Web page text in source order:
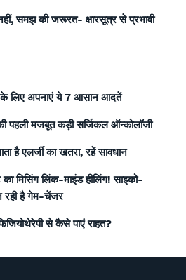
समझ की जरूरत- क्षारसूत्र से प्रभावी
लिए अपनाएं ये 7 आसान आदतें
पहली मजबूत कड़ी सर्जिकल ऑन्कोलॉजी
है एलर्जी का खतरा, रहें सावधान
मिसिंग लिंक-माइंड हीलिंग! साइको-
रही है गेम-चेंजर
से कैसे पाएं राहत?